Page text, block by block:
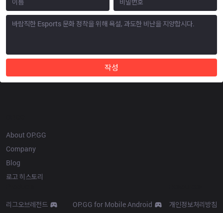
작성
About OP.GG
Company
Blog
로고 히스토리
리그오브레전드
OP.GG for Mobile Android
개인정보처리방침